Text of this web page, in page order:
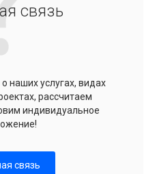
связь
наших услугах, видах
рассчитаем
индивидуальное
связь